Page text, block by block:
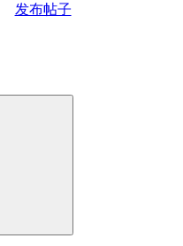
发布帖子